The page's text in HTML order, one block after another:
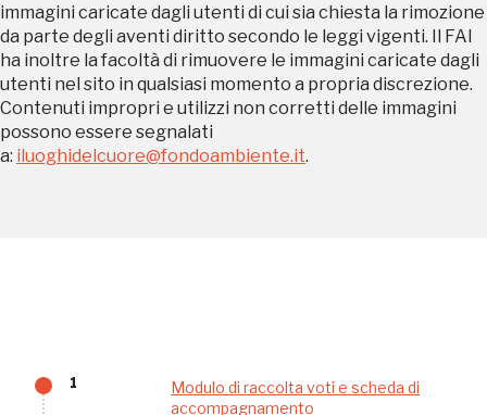
immagini caricate dagli utenti di cui sia chiesta la rimozione
da parte degli aventi diritto secondo le leggi vigenti. Il FAI
ha inoltre la facoltà di rimuovere le immagini caricate dagli
utenti nel sito in qualsiasi momento a propria discrezione.
Contenuti impropri e utilizzi non corretti delle immagini
possono essere segnalati
a: iluoghidelcuore@fondoambiente.it.
1
Modulo di raccolta voti e scheda di
accompagnamento
Ingresso gratuito
nei Beni FAI tutto l'anno
Gratis
Palazzo Strozzi
Firenze
Tutto questo non